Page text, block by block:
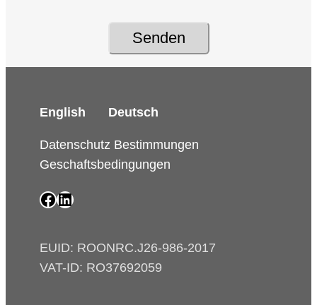
Senden
English Deutsch
Datenschutz Bestimmungen
Geschaftsbedingungen
SAIP Facebook page
SAIP LinkedIn page
EUID: ROONRC.J26-986-2017
VAT-ID: RO37692059